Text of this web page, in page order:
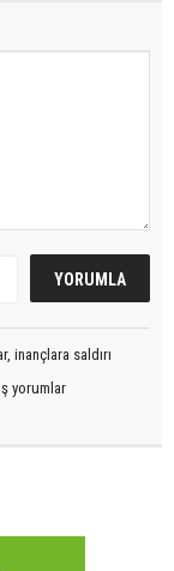
inançlara saldırı
yorumlar